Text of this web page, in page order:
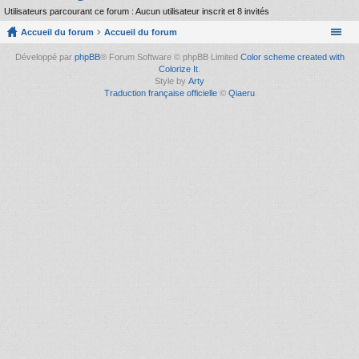
Utilisateurs parcourant ce forum : Aucun utilisateur inscrit et 8 invités
Accueil du forum Accueil du forum
Développé par phpBB® Forum Software © phpBB Limited Color scheme created with
Colorize It.
Style by Arty
Traduction française officielle © Qiaeru